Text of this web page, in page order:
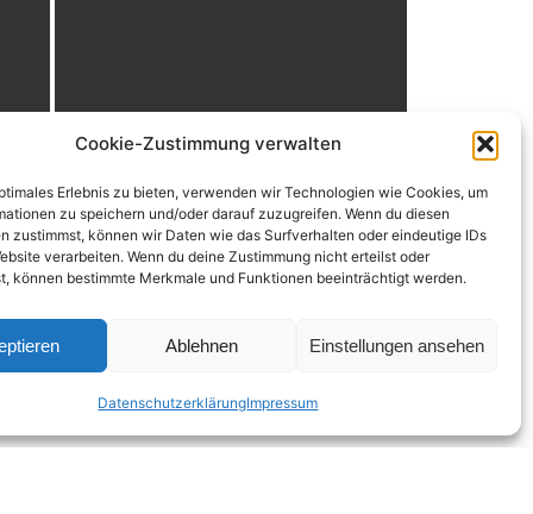
Cookie-Zustimmung verwalten
Erlebnis zu bieten, verwenden wir Technologien wie Cookies, um
zu speichern und/oder darauf zuzugreifen. Wenn du diesen
zustimmst, können wir Daten wie das Surfverhalten oder eindeutige IDs
verarbeiten. Wenn du deine Zustimmung nicht erteilst oder
können bestimmte Merkmale und Funktionen beeinträchtigt werden.
Ablehnen Einstellungen ansehen
DatenschutzerklärungImpressum